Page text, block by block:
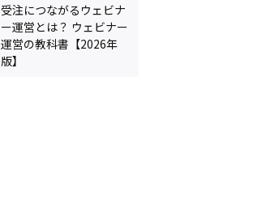
受注につながるウェビナ
ー運営とは？ ウェビナー
運営の教科書【2026年
版】